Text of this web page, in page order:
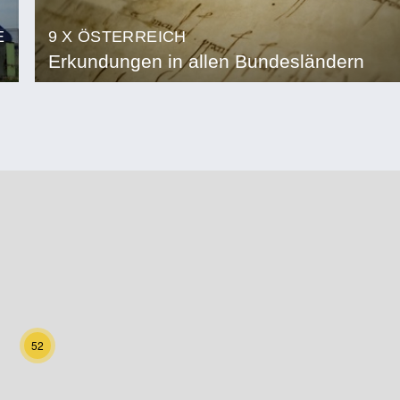
9 X ÖSTERREICH
Erkundungen in allen Bundesländern
52